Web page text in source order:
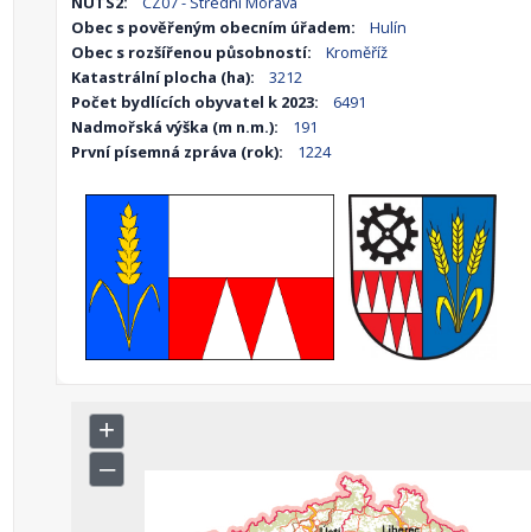
Obec s pověřeným obecním úřadem:
Hulín
Obec s rozšířenou působností:
Kroměříž
Katastrální plocha (ha):
3212
Počet bydlících obyvatel k 2023:
6491
Nadmořská výška (m n.m.):
191
První písemná zpráva (rok):
1224